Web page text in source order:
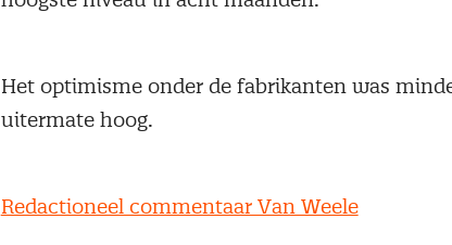
Het optimisme onder de fabrikanten was
uitermate hoog.
Redactioneel commentaar Van Weele